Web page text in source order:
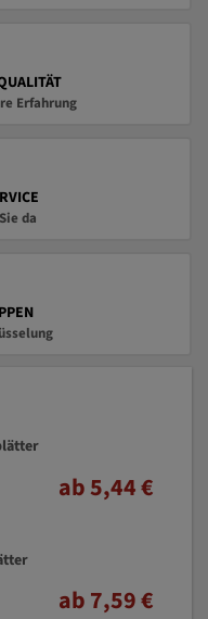
Erfahrung
da
ab 5,44 €
ab 7,59 €